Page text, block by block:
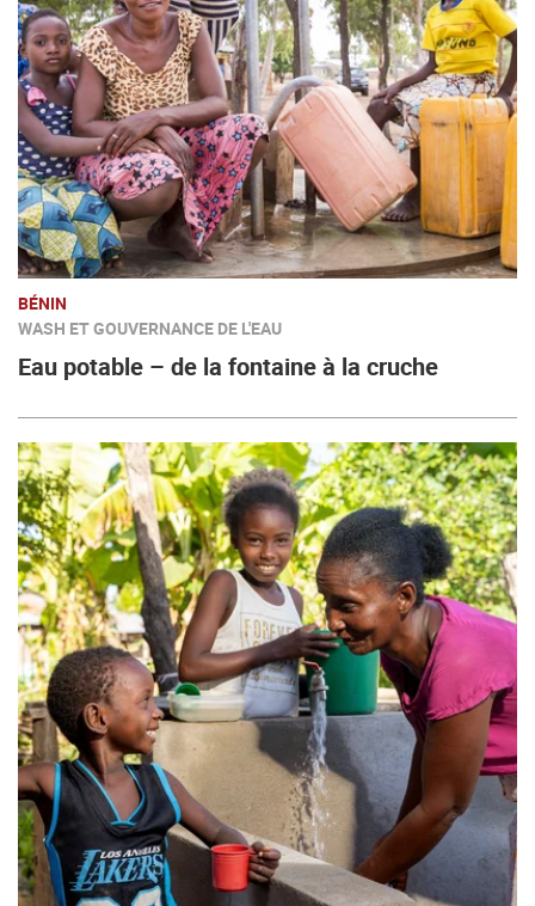
BÉNIN
WASH ET GOUVERNANCE DE L'EAU
Eau potable – de la fontaine à la cruche